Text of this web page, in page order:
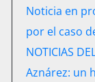
Noticia en
por el caso
NOTICIAS
Aznárez: un